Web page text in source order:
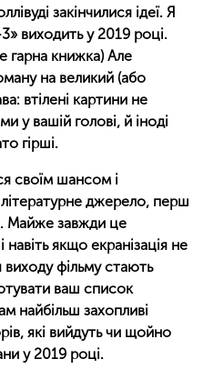
закінчилися ідеї. Я
виходить у 2019 році.
гарна книжка) Але
на великий (або
втілені картини не
у вашій голові, й іноді
гірші.
своїм шансом і
джерело, перш
Майже завжди це
якщо екранізація не
виходу фільму стають
ваш список
найбільш захопливі
які вийдуть чи щойно
у 2019 році.